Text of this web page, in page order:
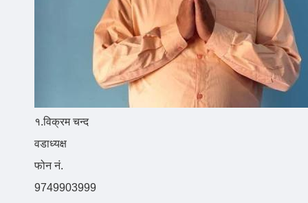
१.विक्रम चन्द
वडाध्यक्ष
फोन नं.
9749903999